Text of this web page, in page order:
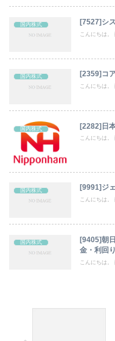
国内株式 [7527]シ
こんにちは。
国内株式 [2359]コ
こんにちは。
国内株式 [2282]日
こんにちは。
国内株式 [9991]ジ
こんにちは。
国内株式
[9405]朝
金・利回り
こんにちは。